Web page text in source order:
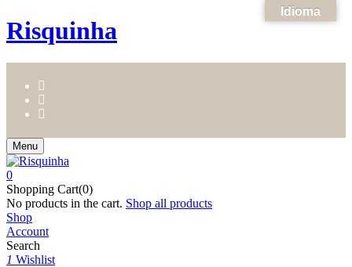
Risquinha
Menu
0
Shopping Cart(0)
No products in the cart. Shop all products
Shop
Account
Search
1 Wishlist
Idioma